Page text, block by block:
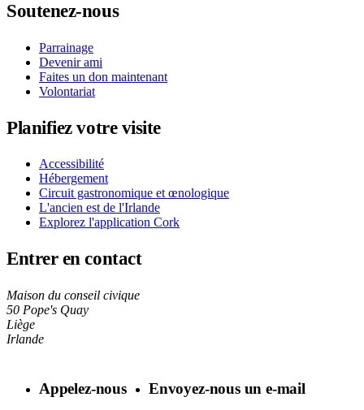
Soutenez-nous
Parrainage
Devenir ami
Faites un don maintenant
Volontariat
Planifiez votre visite
Accessibilité
Hébergement
Circuit gastronomique et œnologique
L'ancien est de l'Irlande
Explorez l'application Cork
Entrer en contact
Maison du conseil civique
50 Pope's Quay
Liège
Irlande
Appelez-nous Envoyez-nous un e-mail